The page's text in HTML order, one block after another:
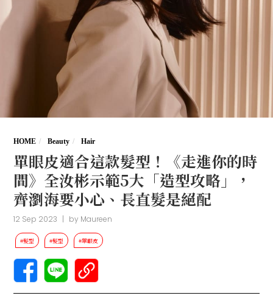
HOME Beauty Hair
單眼皮適合這款髮型！《走進你的時
間》全汝彬示範5大「造型攻略」，
齊瀏海要小心、長直髮是絕配
12 Sep 2023 | by Maureen
#髮型 #髮型 #單眼皮